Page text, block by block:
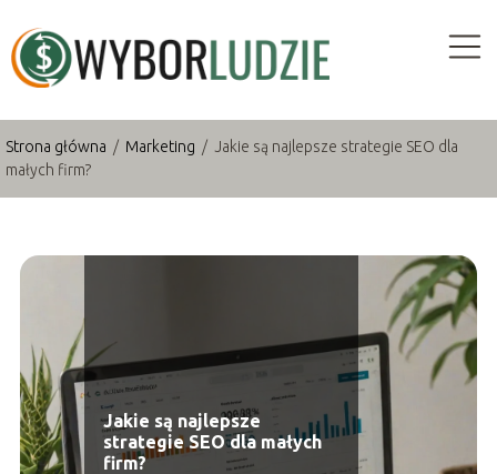
Strona główna / Marketing / Jakie są najlepsze strategie SEO dla
małych firm?
Jakie są najlepsze
strategie SEO dla małych
firm?